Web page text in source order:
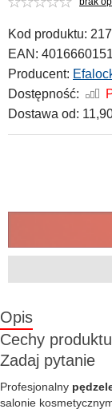
Kod produktu:
EAN:
Producent:
Dostępność:
Dostawa od:
Opis
Cechy produktu
Zadaj pytanie
Profesjonalny
salonie